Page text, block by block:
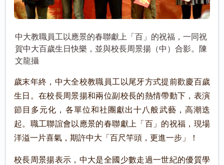
中大教職員工以應景的春聯獻上「百」的祝福，一同祝
賀中大百歲生日快樂，並與校長周景揚（中）合影。陳
文龍攝
歲末年終，中大全校教職員工以尾牙方式提前歡慶百歲
生日。在校長周景揚和兩位副校長的熱情帶動下，表演
節目多元化，各單位和社團獻出十八般武藝，高潮迭
起。職工聯誼會以應景的春聯獻上「百」的祝福，現場
洋溢一片喜氣，期許中大「百尺竿頭，更進一步」！
校長周景揚表示，中大是全國少數走過一世紀的優質學